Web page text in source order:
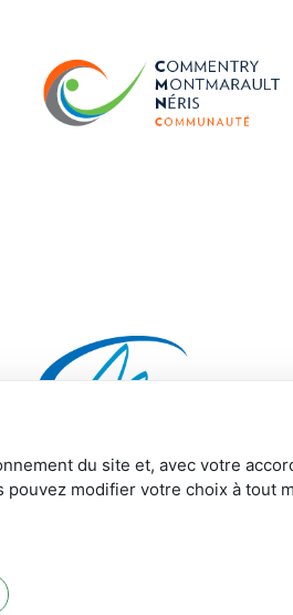
du site et, avec votre
pouvez modifier votre choix à tout